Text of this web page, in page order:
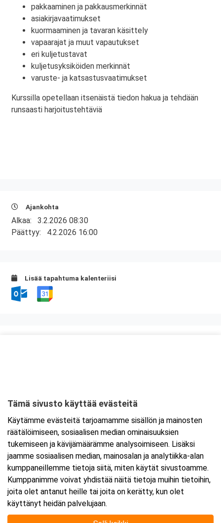
pakkaaminen ja pakkausmerkinnät
asiakirjavaatimukset
kuormaaminen ja tavaran käsittely
vapaarajat ja muut vapautukset
eri kuljetustavat
kuljetusyksiköiden merkinnät
varuste- ja katsastusvaatimukset
Kurssilla opetellaan itsenäistä tiedon hakua ja tehdään
runsaasti harjoitustehtäviä
Ajankohta
Alkaa: 3.2.2026 08:30
Päättyy: 4.2.2026 16:00
Lisää tapahtuma kalenteriisi
Tarkempi kartta ja ajo-ohjeet
Tämä sivusto käyttää evästeitä
Käytämme evästeitä tarjoamamme sisällön ja mainosten
räätälöimiseen, sosiaalisen median ominaisuuksien
tukemiseen ja kävijämäärämme analysoimiseen. Lisäksi
jaamme sosiaalisen median, mainosalan ja analytiikka-alan
kumppaneillemme tietoja siitä, miten käytät sivustoamme.
Kumppanimme voivat yhdistää näitä tietoja muihin tietoihin,
joita olet antanut heille tai joita on kerätty, kun olet
käyttänyt heidän palvelujaan.